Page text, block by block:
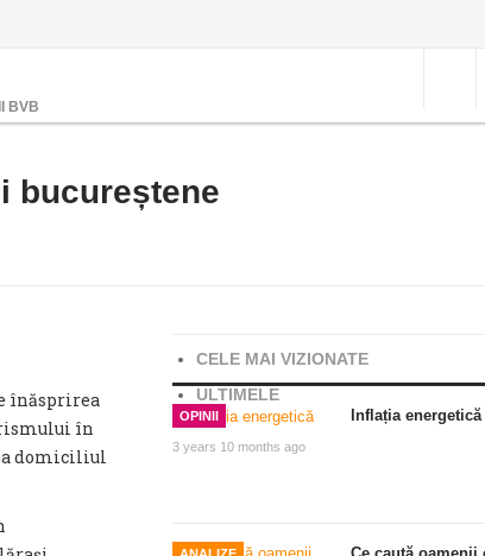
BVB
bucureștene
înăsprirea
în
domiciliul
CELE MAI VIZIONATE
ULTIMELE
OPINII
3 years 10 months ago
Inflația energetică